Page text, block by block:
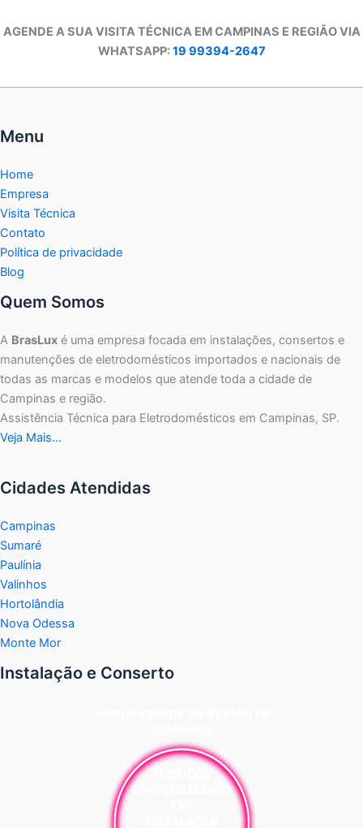
AGENDE A SUA VISITA TÉCNICA EM CAMPINAS E REGIÃO VIA
WHATSAPP:19 99394-2647
Menu
Home
Empresa
Visita Técnica
Contato
Política de privacidade
Blog
Quem Somos
A BrasLux é uma empresa focada em instalações, consertos e
manutenções de eletrodomésticos importados e nacionais de
todas as marcas e modelos que atende toda a cidade de
Campinas e região.
Assistência Técnica para Eletrodomésticos em Campinas, SP.
Veja Mais…
Cidades Atendidas
Campinas
Sumaré
Paulínia
Valinhos
Hortolândia
Nova Odessa
Monte Mor
Instalação e Conserto